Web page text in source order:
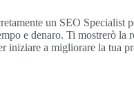
un SEO
e denaro. Ti mostrerò
iniziare a migliorare la tua